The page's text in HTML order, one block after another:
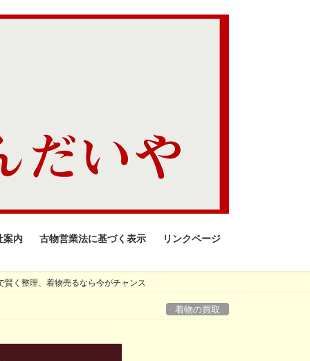
案内 古物営業法に基づく表示 リンクページ
く整理、着物売るなら今がチャンス
着物の買取